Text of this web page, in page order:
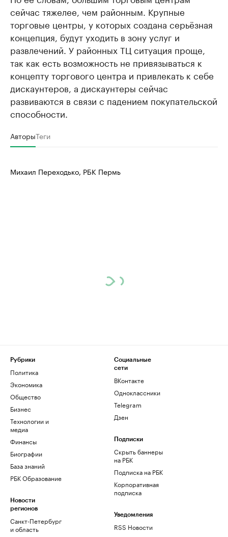
сейчас тяжелее, чем районным. Крупные
торговые центры, у которых создана серьёзная
концепция, будут уходить в зону услуг и
развлечений. У районных ТЦ ситуация проще,
так как есть возможность не привязываться к
концепту торгового центра и привлекать к себе
дискаунтеров, а дискаунтеры сейчас
развиваются в связи с падением покупательской
способности.
АвторыТеги
Михаил Переходько, РБК Пермь
Рубрики
Политика
Экономика
Общество
Бизнес
Технологии и
медиа
Финансы
Биографии
База знаний
РБК Образование
Новости
регионов
Санкт-Петербург
и область
Социальные
сети
ВКонтакте
Одноклассники
Telegram
Дзен
Подписки
Скрыть баннеры
на РБК
Подписка на РБК
Корпоративная
подписка
Уведомления
RSS Новости